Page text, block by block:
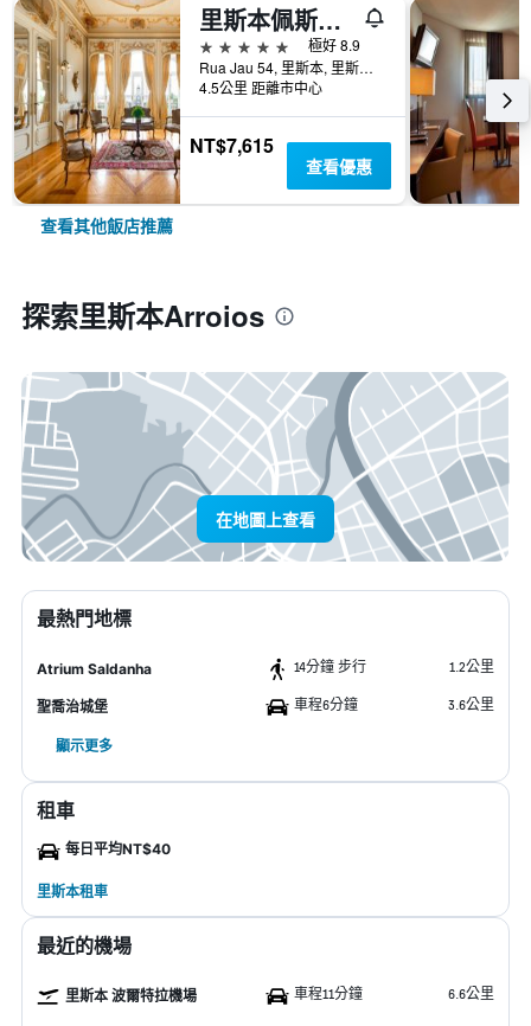
里斯本佩斯塔納皇宮國家紀念碑酒店 - 里斯本
5星級
極好 8.9
Rua Jau 54, 里斯本, 里斯本區, 葡萄牙
4.5公里 距離市中心
NT$7,615
查看優惠
查看其他飯店推薦
探索里斯本Arroios
在地圖上查看
最熱門地標
Atrium Saldanha 14分鐘 步行 1.2公里
聖喬治城堡 車程6分鐘 3.6公里
顯示更多
租車
每日平均NT$40
里斯本租車
最近的機場
里斯本 波爾特拉機場 車程11分鐘 6.6公里